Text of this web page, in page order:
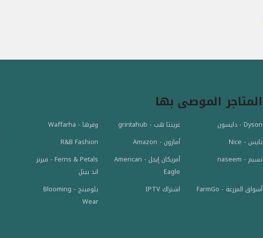
المتاجر الموصى بها
Dyson - دايسون غرينتا هب - grintahub
وفرها - Waffarha
نايس - Nice
أمازون - Amazon
R&B Fashion
نسيم - naseem
أمريكان إيجل - American
Eagle
Ferns & Petals - فيرنز
اند بيتل
أسواق المزرعة - FarmGo
اشتراك IPTV
بلومينج - Blooming
Wear